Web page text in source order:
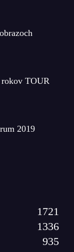
rokov TOUR
2019
1721
1336
935